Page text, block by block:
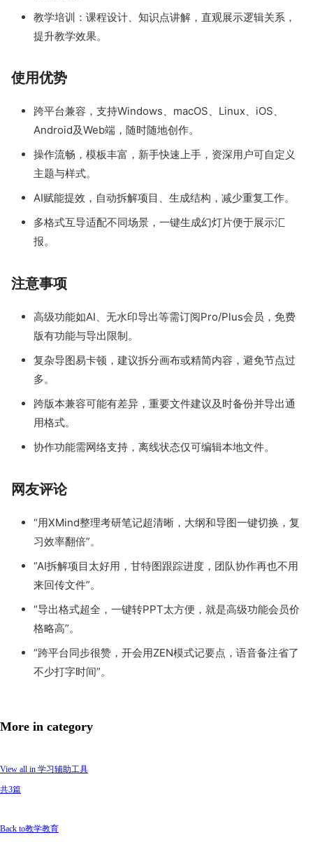
教学培训：课程设计、知识点讲解，直观展示逻辑关系，
提升教学效果。
使用优势
跨平台兼容，支持Windows、macOS、Linux、iOS、
Android及Web端，随时随地创作。
操作流畅，模板丰富，新手快速上手，资深用户可自定义
主题与样式。
AI赋能提效，自动拆解项目、生成结构，减少重复工作。
多格式互导适配不同场景，一键生成幻灯片便于展示汇
报。
注意事项
高级功能如AI、无水印导出等需订阅Pro/Plus会员，免费
版有功能与导出限制。
复杂导图易卡顿，建议拆分画布或精简内容，避免节点过
多。
跨版本兼容可能有差异，重要文件建议及时备份并导出通
用格式。
协作功能需网络支持，离线状态仅可编辑本地文件。
网友评论
“用XMind整理考研笔记超清晰，大纲和导图一键切换，复
习效率翻倍”。
“AI拆解项目太好用，甘特图跟踪进度，团队协作再也不用
来回传文件”。
“导出格式超全，一键转PPT太方便，就是高级功能会员价
格略高”。
“跨平台同步很赞，开会用ZEN模式记要点，语音备注省了
不少打字时间”。
More in category
View all in 学习辅助工具
共3篇
Back to教学教育